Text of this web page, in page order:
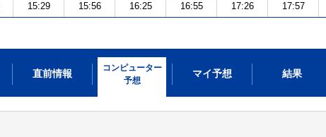
15:29 15:56 16:25 16:55 17:26 17:57
直前情報
コンピューター
予想
マイ予想 結果